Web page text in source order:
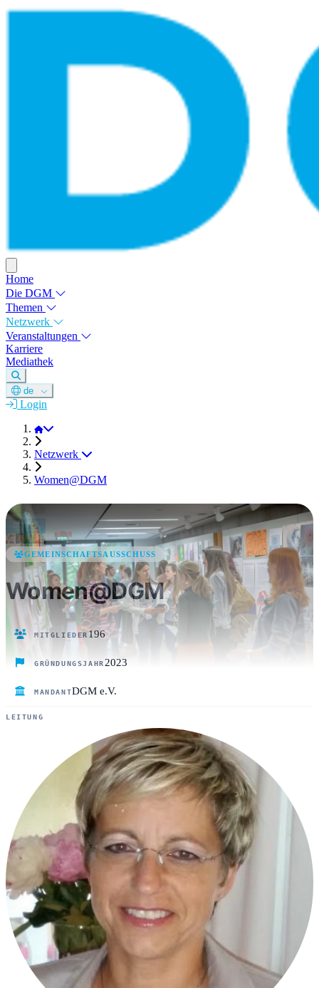
Home
Die DGM
Themen
Netzwerk
Veranstaltungen
Karriere
Mediathek
de
Login
DGM e.V.
Netzwerk
Women@DGM
GEMEINSCHAFTSAUSSCHUSS
Women@DGM
MITGLIEDER196
GRÜNDUNGSJAHR2023
MANDANTDGM e.V.
LEITUNG